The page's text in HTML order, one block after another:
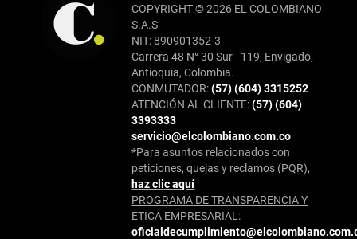
COPYRIGHT © 2026 EL COLOMBIANO
S.A.S
NIT: 890901352-3
Carrera 48 N° 30 Sur - 119, Envigado,
Antioquia, Colombia.
CONMUTADOR:(57) (604) 3315252
ATENCIÓN AL CLIENTE:(57) (604)
3393333
servicio@elcolombiano.com.co
*Para asuntos relacionados con
peticiones, quejas y reclamos (PQR),
haz clic aquí
PROGRAMA DE TRANSPARENCIA Y
ÉTICA EMPRESARIAL: